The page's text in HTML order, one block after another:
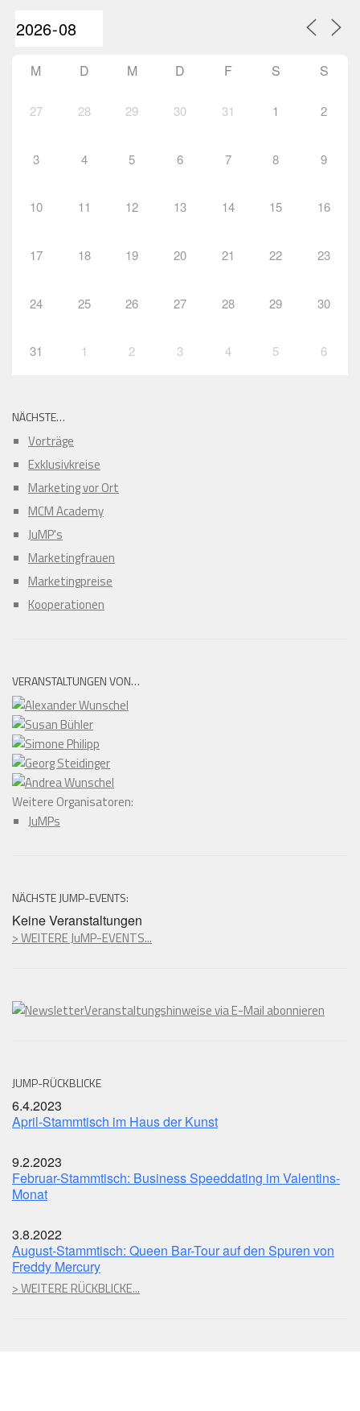
M D M D F S S
27 28 29 30 31 1 2
3 4 5 6 7 8 9
10 11 12 13 14 15 16
17 18 19 20 21 22 23
24 25 26 27 28 29 30
31 1 2 3 4 5 6
NÄCHSTE…
Vorträge
Exklusivkreise
Marketing vor Ort
MCM Academy
JuMP's
Marketingfrauen
Marketingpreise
Kooperationen
VERANSTALTUNGEN VON…
Weitere Organisatoren:
JuMPs
NÄCHSTE JUMP-EVENTS:
Keine Veranstaltungen
> WEITERE JuMP-EVENTS...
Veranstaltungshinweise via E-Mail abonnieren
JUMP-RÜCKBLICKE
6.4.2023
April-Stammtisch im Haus der Kunst
9.2.2023
Februar-Stammtisch: Business Speeddating im Valentins-
Monat
3.8.2022
August-Stammtisch: Queen Bar-Tour auf den Spuren von
Freddy Mercury
> WEITERE RÜCKBLICKE...